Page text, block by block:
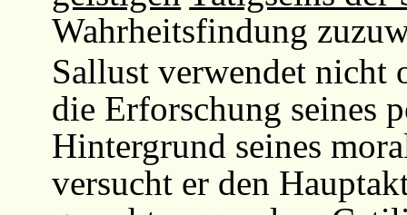
Wahrheitsfindung
Sallust verwendet nicht
die Erforschung seines
Hintergrund seines
versucht er den